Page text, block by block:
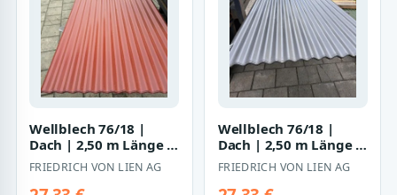
Wellblech 76/18 |
Dach | 2,50 m Länge |
Rotbraun ( RAL 8012 )
FRIEDRICH VON LIEN AG
Wellblech 76/18 |
Dach | 2,50 m Länge |
Graualuminium ( RAL
9007 )
FRIEDRICH VON LIEN AG